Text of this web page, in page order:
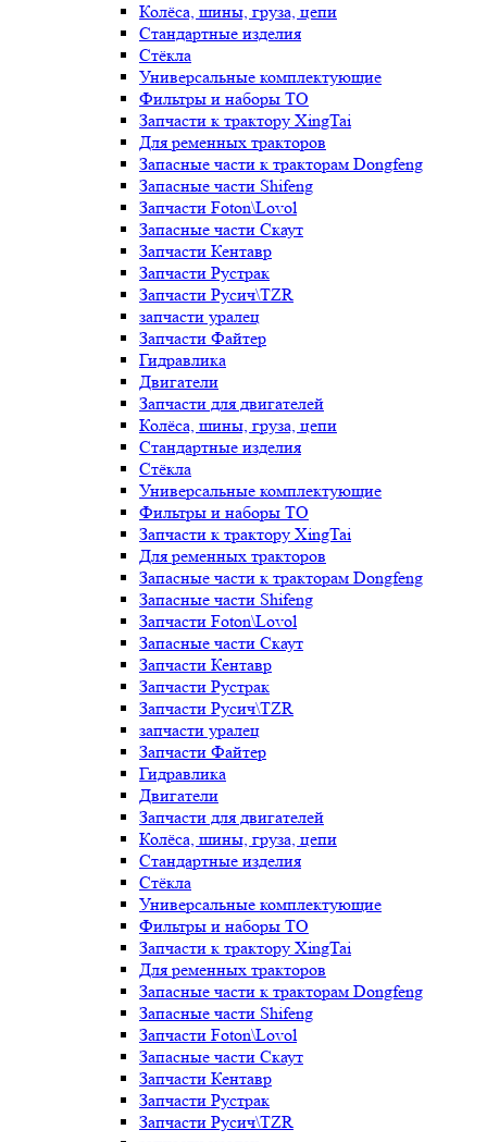
Колёса, шины, груза, цепи
Стандартные изделия
Стёкла
Универсальные комплектующие
Фильтры и наборы ТО
Запчасти к трактору XingTai
Для ременных тракторов
Запасные части к тракторам Dongfeng
Запасные части Shifeng
Запчасти Foton\Lovol
Запасные части Скаут
Запчасти Кентавр
Запчасти Рустрак
Запчасти Русич\TZR
запчасти уралец
Запчасти Файтер
Гидравлика
Двигатели
Запчасти для двигателей
Колёса, шины, груза, цепи
Стандартные изделия
Стёкла
Универсальные комплектующие
Фильтры и наборы ТО
Запчасти к трактору XingTai
Для ременных тракторов
Запасные части к тракторам Dongfeng
Запасные части Shifeng
Запчасти Foton\Lovol
Запасные части Скаут
Запчасти Кентавр
Запчасти Рустрак
Запчасти Русич\TZR
запчасти уралец
Запчасти Файтер
Гидравлика
Двигатели
Запчасти для двигателей
Колёса, шины, груза, цепи
Стандартные изделия
Стёкла
Универсальные комплектующие
Фильтры и наборы ТО
Запчасти к трактору XingTai
Для ременных тракторов
Запасные части к тракторам Dongfeng
Запасные части Shifeng
Запчасти Foton\Lovol
Запасные части Скаут
Запчасти Кентавр
Запчасти Рустрак
Запчасти Русич\TZR